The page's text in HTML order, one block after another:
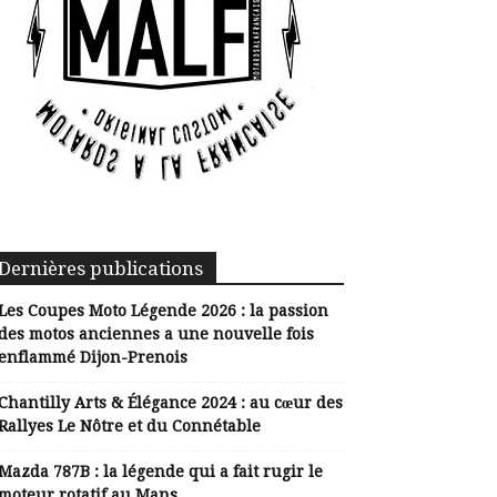
publications
Coupes Moto Légende 2026 : la passion
motos anciennes a une nouvelle fois
Dijon-Prenois
Arts & Élégance 2024 : au cœur des
Le Nôtre et du Connétable
787B : la légende qui a fait rugir le